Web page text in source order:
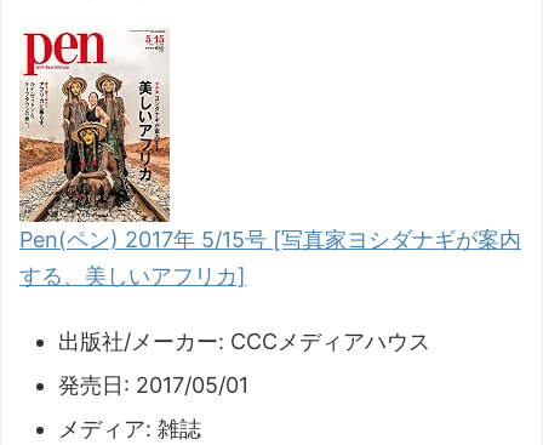
Pen(ペン) 2017年 5/15号 [写真家ヨシダナギが案内
する、美しいアフリカ]
出版社/メーカー: CCCメディアハウス
発売日: 2017/05/01
メディア: 雑誌